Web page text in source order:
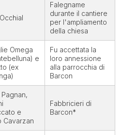
Falegname
durante il cantiere
per l'ampliamento
della chiesa
Omega
e
(ex
Fu accettata la
loro annessione
alla parrocchia di
Barcon
e
Cavarzan
Fabbricieri di
Barcon*